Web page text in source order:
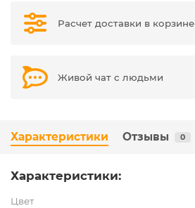
Расчет доставки в корзине
Живой чат с людьми
Характеристики Отзывы 0
Характеристики:
Цвет